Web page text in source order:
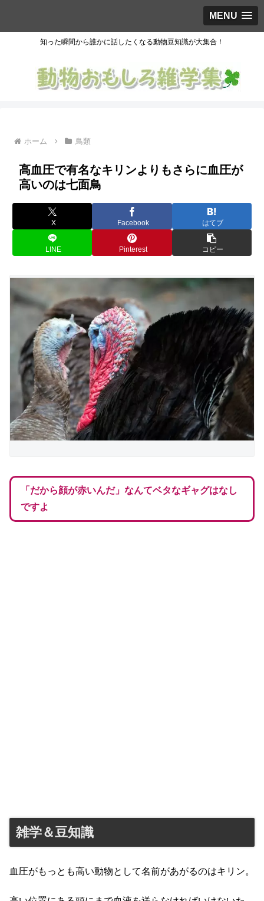
MENU
知った瞬間から誰かに話したくなる動物豆知識が大集合！
ホーム 鳥類
高血圧で有名なキリンよりもさらに血圧が
高いのは七面鳥
X Facebook はてブ
LINE Pinterest コピー
「だから顔が赤いんだ」なんてベタなギャグはなし
ですよ
雑学＆豆知識
血圧がもっとも高い動物として名前があがるのはキリン。